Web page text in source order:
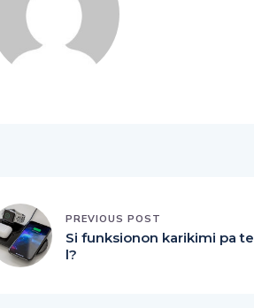
PREVIOUS POST
Si funksionon karikimi pa te
l?